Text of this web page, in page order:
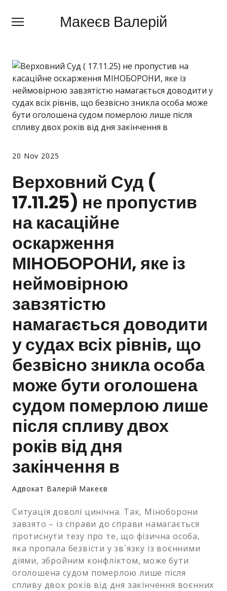
Макеєв Валерій
Макеєв Валерій
Про мене
Сфери діяльності
Правила
Ціни
Про мобілізацію
Новини
Залишити заявку
20 Nov 2025
Верховний Суд (
17.11.25) не пропустив
на касаційне
оскарження
МІНОБОРОНИ, яке із
неймовірною
завзятістю
намагається доводити
у судах всіх рівнів, що
безвісно зникла особа
може бути оголошена
судом померлою лише
після спливу двох
років від дня
закінчення в
Адвокат Валерій Макеєв
Ситуація доволі цинічна. Так, Міноборони
завзято – із справи до справи намагається
протиснути тезу про те, що фізична особа,
яка пропала безвісти у зв`язку із воєнними
діями, збройним конфліктом, може бути
оголошена судом померлою лише після
спливу двох років від дня закінчення воєнних